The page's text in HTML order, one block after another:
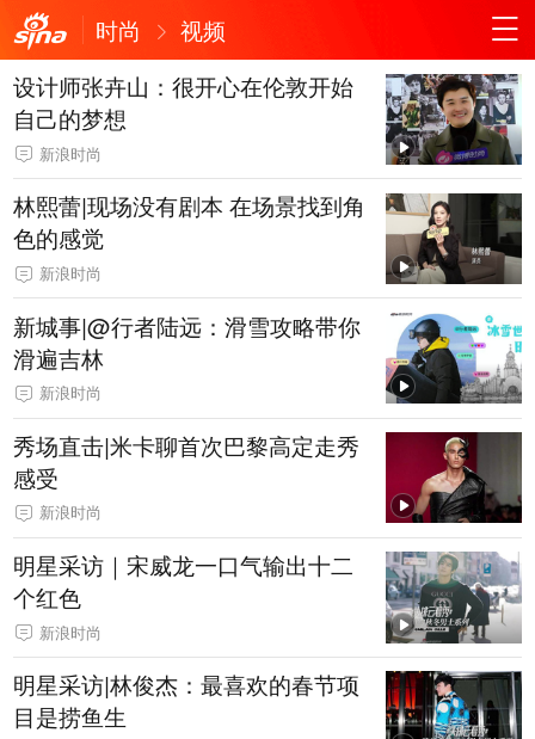
时尚
视频
设计师张卉山：很开心在伦敦开始
自己的梦想
新浪时尚
林熙蕾|现场没有剧本 在场景找到角
色的感觉
新浪时尚
新城事|@行者陆远：滑雪攻略带你
滑遍吉林
新浪时尚
秀场直击|米卡聊首次巴黎高定走秀
感受
新浪时尚
明星采访｜宋威龙一口气输出十二
个红色
新浪时尚
明星采访|林俊杰：最喜欢的春节项
目是捞鱼生